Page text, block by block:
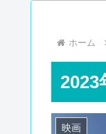
ホーム
2023
映画